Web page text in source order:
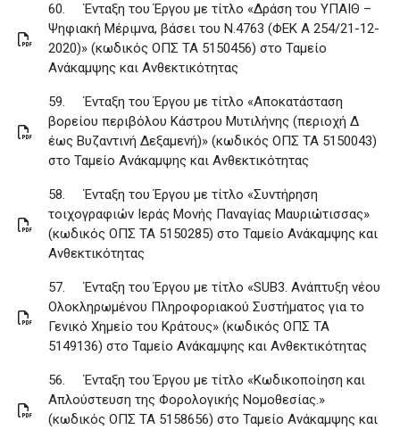
60.
Ένταξη του Έργου με τίτλο «Δράση του ΥΠΑΙΘ –
Ψηφιακή Μέριμνα, βάσει του Ν.4763 (ΦΕΚ Α 254/21-12-
2020)» (κωδικός ΟΠΣ ΤΑ 5150456) στο Ταμείο
Ανάκαμψης και Ανθεκτικότητας
59.
Ένταξη του Έργου με τίτλο «Aποκατάσταση
βορείου περιβόλου Κάστρου Μυτιλήνης (περιοχή Δ
έως Βυζαντινή Δεξαμενή)» (κωδικός ΟΠΣ ΤΑ 5150043)
στο Ταμείο Ανάκαμψης και Ανθεκτικότητας
58.
Ένταξη του Έργου με τίτλο «Συντήρηση
τοιχογραφιών Ιεράς Μονής Παναγίας Μαυριώτισσας»
(κωδικός ΟΠΣ ΤΑ 5150285) στο Ταμείο Ανάκαμψης και
Ανθεκτικότητας
57.
Ένταξη του Έργου με τίτλο «SUB3. Ανάπτυξη νέου
Ολοκληρωμένου Πληροφοριακού Συστήματος για το
Γενικό Χημείο του Κράτους» (κωδικός ΟΠΣ ΤΑ
5149136) στο Ταμείο Ανάκαμψης και Ανθεκτικότητας
56.
Ένταξη του Έργου με τίτλο «Κωδικοποίηση και
Απλούστευση της Φορολογικής Νομοθεσίας.»
(κωδικός ΟΠΣ ΤΑ 5158656) στο Ταμείο Ανάκαμψης και